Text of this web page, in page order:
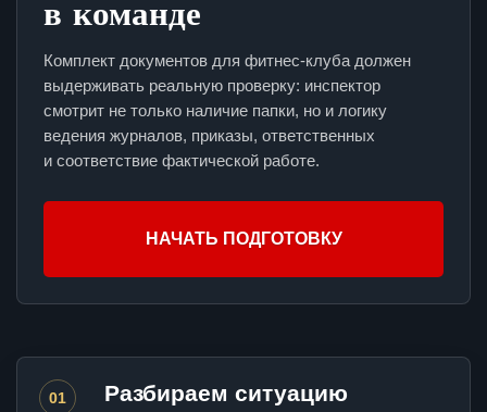
в команде
Комплект документов для фитнес-клуба должен
выдерживать реальную проверку: инспектор
смотрит не только наличие папки, но и логику
ведения журналов, приказы, ответственных
и соответствие фактической работе.
НАЧАТЬ ПОДГОТОВКУ
01 Разбираем ситуацию